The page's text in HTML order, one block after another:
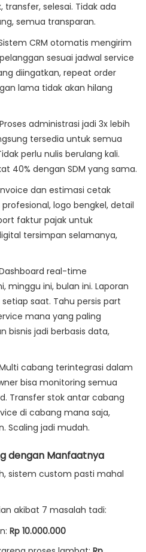
selesai. Tidak ada
semua transparan.
CRM otomatis mengirim
sesuai jadwal service
diingatkan, repeat order
lama tidak akan hilang
Proses administrasi jadi 3x lebih
tersedia untuk semua
perlu nulis berulang kali.
40% dengan SDM yang sama.
dan estimasi cetak
logo bengkel, detail
faktur pajak untuk
tersimpan selamanya,
real-time
minggu ini, bulan ini. Laporan
saat. Tahu persis part
mana yang paling
bisnis jadi berbasis data,
cabang terintegrasi dalam
bisa monitoring semua
Transfer stok antar cabang
di cabang mana saja,
Scaling jadi mudah.
dengan Manfaatnya
sistem custom pasti mahal
akibat 7 masalah tadi:
Rp 10.000.000